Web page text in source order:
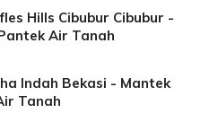
Hills Cibubur Cibubur -
Air Tanah
Indah Bekasi - Mantek
Tanah